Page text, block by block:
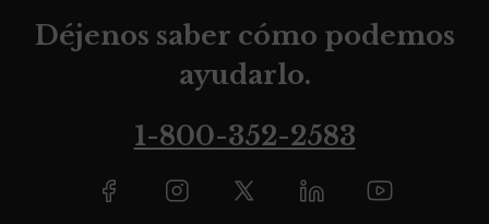
Déjenos saber cómo podemos
ayudarlo.
1-800-352-2583